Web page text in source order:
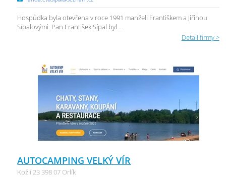
Hospůdka byla otevřena v roce 1991 manželi Františkem a Jiřinou
Sípalovými. Pan František Sípal byl ...
Detail firmy >
AUTOCAMPING VELKÝ VÍR
Kožlí 23 398 07 Orlík